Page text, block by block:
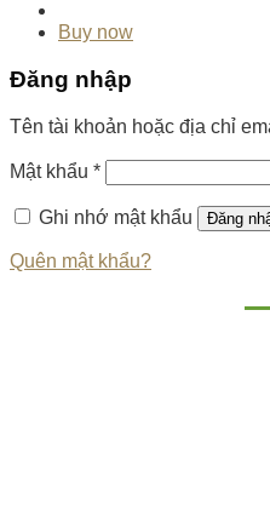
Buy now
Đăng nhập
Tên tài khoản hoặc địa chỉ
Mật khẩu *
Ghi nhớ mật khẩu Đăng
Quên mật khẩu?